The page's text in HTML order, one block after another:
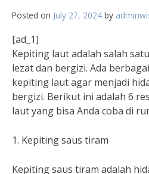
Posted on July 27, 2024 by
[ad_1]
Kepiting laut adalah salah
lezat dan bergizi. Ada
kepiting laut agar menjadi
bergizi. Berikut ini adalah 6
laut yang bisa Anda coba di
1. Kepiting saus tiram
Kepiting saus tiram adalah